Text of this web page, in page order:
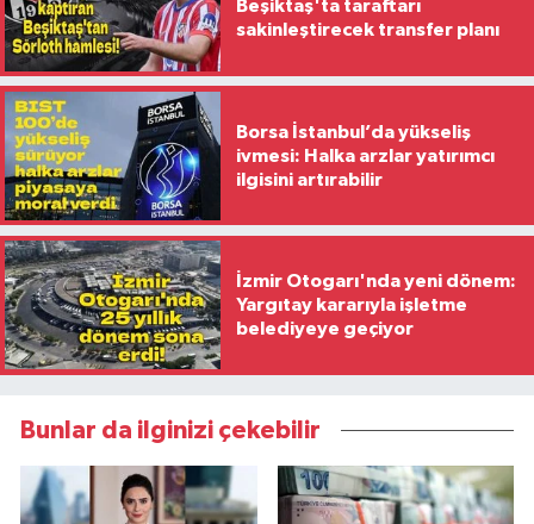
Beşiktaş'ta taraftarı
sakinleştirecek transfer planı
Borsa İstanbul’da yükseliş
ivmesi: Halka arzlar yatırımcı
ilgisini artırabilir
İzmir Otogarı'nda yeni dönem:
Yargıtay kararıyla işletme
belediyeye geçiyor
Bunlar da ilginizi çekebilir